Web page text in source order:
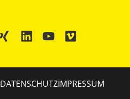
DATENSCHUTZIMPRESSUM